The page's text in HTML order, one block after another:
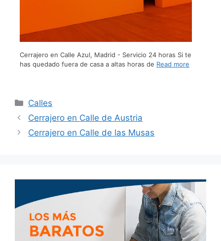
Cerrajero en Calle Azul, Madrid - Servicio 24 horas Si te
has quedado fuera de casa a altas horas de Read more
Calles
Cerrajero en Calle de Austria
Cerrajero en Calle de las Musas